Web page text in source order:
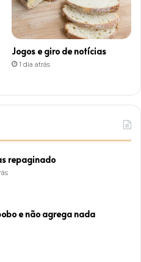
Jogos e giro de notícias
1 dia atrás
repaginado
e não agrega nada